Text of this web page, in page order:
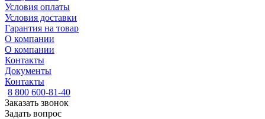
Условия оплаты
Условия доставки
Гарантия на товар
О компании
О компании
Контакты
Документы
Контакты
8 800 600-81-40
Заказать звонок
Задать вопрос